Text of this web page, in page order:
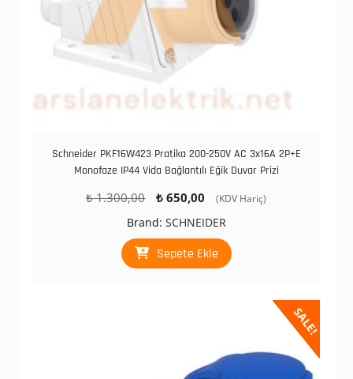
Schneider PKF16W423 Pratika 200-250V AC 3x16A 2P+E
Monofaze IP44 Vida Bağlantılı Eğik Duvar Prizi
₺1.300,00
Orijinal
fiyat:
₺ 1.300,00.
₺ 650,00
Şu
fiyat:
₺ 650,00.
(KDV Hariç)
Brand: SCHNEIDER
Sepete Ekle
SALE!